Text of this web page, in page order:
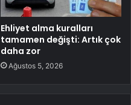
Ehliyet alma kuralları
tamamen değişti: Artık çok
daha zor
Ağustos 5, 2026